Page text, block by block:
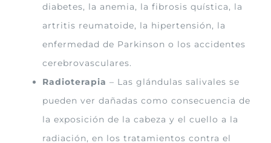
diabetes, la anemia, la fibrosis quística, la
artritis reumatoide, la hipertensión, la
enfermedad de Parkinson o los accidentes
cerebrovasculares.
Radioterapia – Las glándulas salivales se
pueden ver dañadas como consecuencia de
la exposición de la cabeza y el cuello a la
radiación, en los tratamientos contra el